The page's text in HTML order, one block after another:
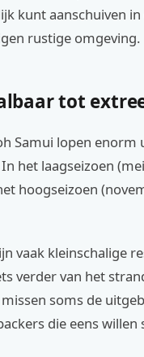
kunt aanschuiven in
rustige omgeving.
tot
Samui lopen enorm
het laagseizoen
hoogseizoen
vaak kleinschalige
verder van het
soms de
die eens